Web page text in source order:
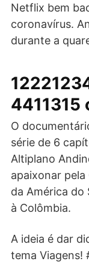
Netflix bem
coronavírus.
durante a
4411315
O
série de 6
Altiplano
apaixonar
da América do
à Colômbia.
A ideia é dar
tema Viagens!